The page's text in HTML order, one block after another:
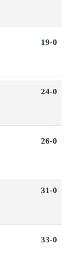
19-0
24-0
26-0
31-0
33-0